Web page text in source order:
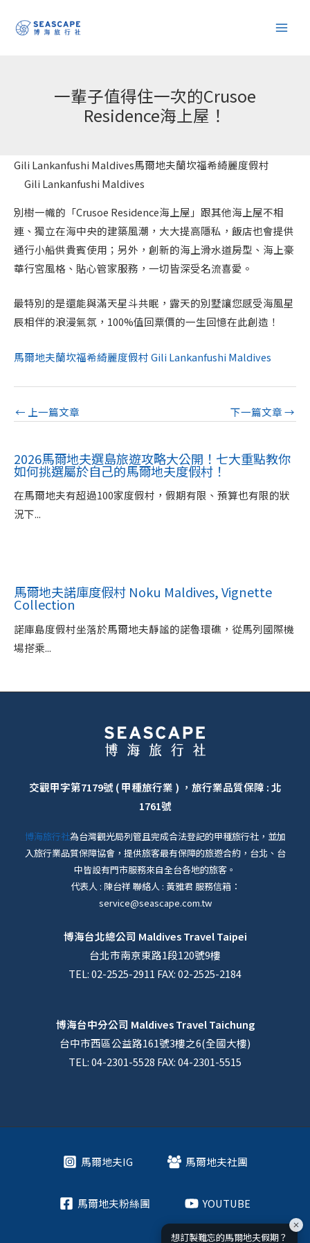
一輩子值得住一次的Crusoe
Residence海上屋！
Gili Lankanfushi Maldives馬爾地夫蘭坎福希綺麗度假村
Gili Lankanfushi Maldives
別樹一幟的「Crusoe Residence海上屋」跟其他海上屋不相
連、獨立在海中央的建築風潮，大大提高隱私，飯店也會提供
通行小船供貴賓使用；另外，創新的海上滑水道房型、海上豪
華行宮風格、貼心管家服務，一切皆深受名流喜愛。
最特別的是還能與滿天星斗共眠，露天的別墅讓您感受海風星
辰相伴的浪漫氣氛，100%值回票價的一生回憶在此創造！
馬爾地夫蘭坎福希綺麗度假村 Gili Lankanfushi Maldives
← 上一篇文章 下一篇文章→
2026馬爾地夫選島旅遊攻略大公開！七大重點教你
如何挑選屬於自己的馬爾地夫度假村！
在馬爾地夫有超過100家度假村，假期有限、預算也有限的狀
況下...
馬爾地夫諾庫度假村 Noku Maldives, Vignette
Collection
諾庫島度假村坐落於馬爾地夫靜謐的諾魯環礁，從馬列國際機
場搭乘...
交觀甲字第7179號 ( 甲種旅行業 ) ，旅行業品質保障 : 北
1761號
博海旅行社為台灣觀光局列管且完成合法登記的甲種旅行社，並加
入旅行業品質保障協會，提供旅客最有保障的旅遊合約，台北、台
中皆設有門市服務來自全台各地的旅客。
代表人 : 陳台祥 聯絡人 : 黃雅君 服務信箱：
service@seascape.com.tw
博海台北總公司 Maldives Travel Taipei
台北市南京東路1段120號9樓
TEL: 02-2525-2911 FAX: 02-2525-2184
博海台中分公司 Maldives Travel Taichung
台中市西區公益路161號3樓之6(全國大樓)
TEL: 04-2301-5528 FAX: 04-2301-5515
馬爾地夫IG 馬爾地夫社團
馬爾地夫粉絲團 YOUTUBE
想訂製難忘的馬爾地夫假期？